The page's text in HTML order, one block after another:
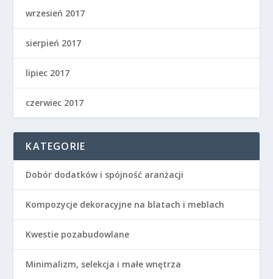
wrzesień 2017
sierpień 2017
lipiec 2017
czerwiec 2017
KATEGORIE
Dobór dodatków i spójność aranżacji
Kompozycje dekoracyjne na blatach i meblach
Kwestie pozabudowlane
Minimalizm, selekcja i małe wnętrza